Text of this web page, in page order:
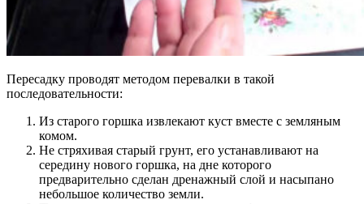
Пересадку проводят методом перевалки в такой
последовательности:
Из старого горшка извлекают куст вместе с земляным
комом.
Не стряхивая старый грунт, его устанавливают на
середину нового горшка, на дне которого
предварительно сделан дренажный слой и насыпано
небольшое количество земли.